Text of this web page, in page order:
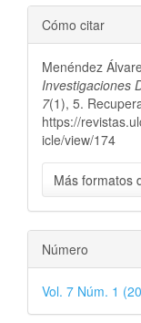
Detalles
del
artículo
Cómo citar
Menéndez
Investigaciones
7(1), 5.
https://
icle/view/174
Más formatos
Número
Vol. 7 Núm. 1